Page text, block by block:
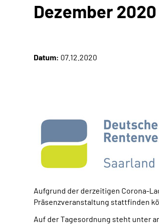
Dezember
Datum: 07.12.2020
Aufgrund der derzeitigen Corona-
Präsenzveranstaltung stattfinden
Auf der Tagesordnung steht unter